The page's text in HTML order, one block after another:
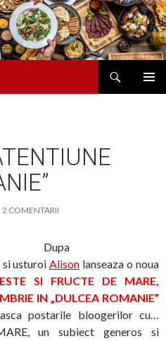
2 COMENTARII
Dupa
si usturoiAlison lanseaza o noua
SI FRUCTE DE MARE,
IN „DULCEA ROMANIE”
postarile bloogerilor cu…
un subiect generos si